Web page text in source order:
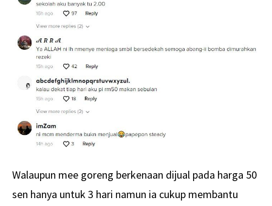
Walaupun mee goreng berkenaan dijual pada harga 50
sen hanya untuk 3 hari namun ia cukup membantu